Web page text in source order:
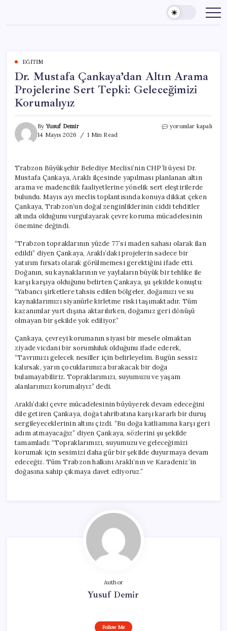
content
EĞITIM
Dr. Mustafa Çankaya’dan Altın Arama
Projelerine Sert Tepki: Geleceğimizi
Korumalıyız
ByYusuf Demir
14 Mayıs 2026
1 Min Read
Dr.
Projelerine
Sert
Tepki:
Geleceğimizi
Korumalıyız
için
yorumlar kapalı
Trabzon Büyükşehir Belediye Meclisi’nin CHP’li üyesi Dr.
Mustafa Çankaya, Araklı ilçesinde yapılması planlanan altın
arama ve madencilik faaliyetlerine yönelik sert eleştirilerde
bulundu. Mayıs ayı meclis toplantısında konuya dikkat çeken
Çankaya, Trabzon’un doğal zenginliklerinin ciddi tehditler
altında olduğunu vurgulayarak çevre koruma mücadelesinin
önemine değindi.
“Trabzon topraklarının yüzde 77’si maden sahası olarak ilan
edildi” diyen Çankaya, Araklı’daki projelerin sadece bir
yatırım fırsatı olarak görülmemesi gerektiğini ifade etti.
Doğanın, su kaynaklarının ve yaylaların büyük bir tehlike ile
karşı karşıya olduğunu belirten Çankaya, şu şekilde konuştu:
“Yabancı şirketlere tahsis edilen bölgeler, doğamızı ve su
kaynaklarımızı siyanürle kirletme riski taşımaktadır. Tüm
kazanımlar yurt dışına aktarılırken, doğamız geri dönüşü
olmayan bir şekilde yok ediliyor.”
Çankaya, çevreyi korumanın siyasi bir mesele olmaktan
ziyade vicdani bir sorumluluk olduğunu ifade ederek,
“Tavrımızı gelecek nesiller için belirleyelim. Bugün sessiz
kalırsak, yarın çocuklarımıza bırakacak bir doğa
bulamayabiliriz. Topraklarımızı, suyumuzu ve yaşam
alanlarımızı korumalıyız” dedi.
Araklı’daki çevre mücadelesinin büyüyerek devam edeceğini
dile getiren Çankaya, doğa tahribatına karşı kararlı bir duruş
sergileyeceklerinin altını çizdi. “Bu doğa katliamına karşı geri
adım atmayacağız” diyen Çankaya, sözlerini şu şekilde
tamamladı: “Topraklarımızı, suyumuzu ve geleceğimizi
korumak için sesimizi daha gür bir şekilde duyurmaya devam
edeceğiz. Tüm Trabzon halkını Araklı’nın ve Karadeniz’in
doğasına sahip çıkmaya davet ediyoruz.”
Author
Yusuf Demir
Follow Me